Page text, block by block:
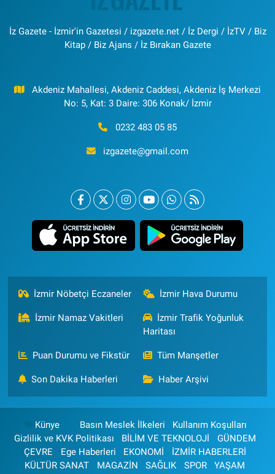
İz Gazete - İzmir'in Gazetesi / izgazete.net / İz Dergi / İzTV / Biz
Kitap / Biz Ajans / İz Bırakan Gazete
Akdeniz Mahallesi, Akdeniz Caddesi, Akdeniz İş Merkezi
No: 5, Kat: 3 Daire: 306 Konak/ İzmir
0232 483 05 85
izgazete@gmail.com
İzmir Nöbetçi Eczaneler İzmir Hava Durumu
İzmir Namaz Vakitleri
İzmir Trafik Yoğunluk
Haritası
Puan Durumu ve Fikstür Tüm Manşetler
Son Dakika Haberleri Haber Arşivi
Künye Basın Meslek İlkeleri
Kullanım Koşulları
Gizlilik ve KVK Politikası
BİLİM VE TEKNOLOJİ
GÜNDEM
ÇEVRE
Ege Haberleri EKONOMİ
İZMİR HABERLERİ
KÜLTÜR SANAT
MAGAZİN SAĞLIK SPOR
YAŞAM